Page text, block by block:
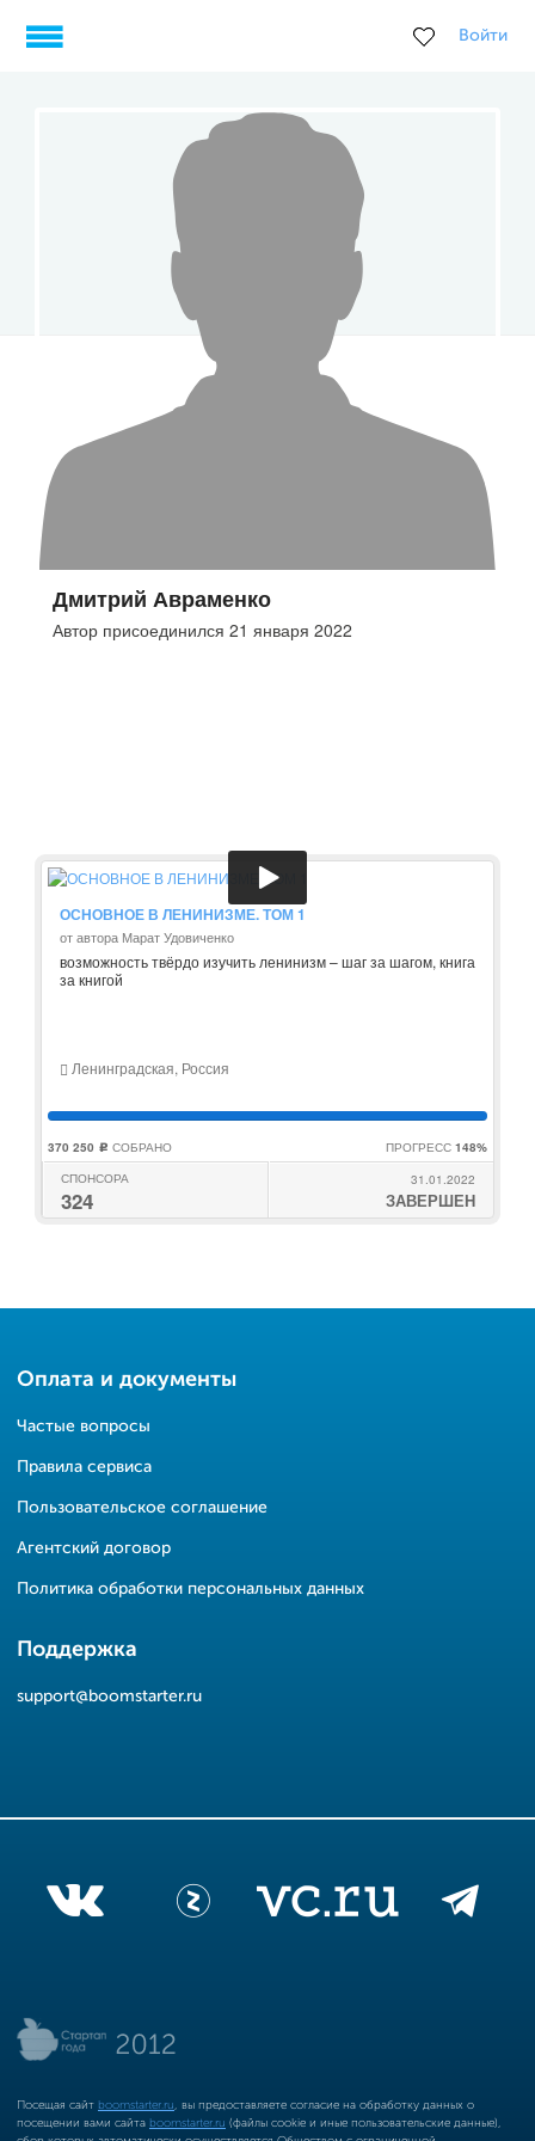
Войти
Дмитрий Авраменко
Автор присоединился 21 января 2022
ОСНОВНОЕ В ЛЕНИНИЗМЕ. ТОМ 1
от автора Марат Удовиченко
возможность твёрдо изучить ленинизм – шаг за шагом, книга
за книгой
Ленинградская, Россия
370 250 c СОБРАНО ПРОГРЕСС 148%
СПОНСОРА
324
31.01.2022
ЗАВЕРШЕН
Оплата и документы
Частые вопросы
Правила сервиса
Пользовательское соглашение
Агентский договор
Политика обработки персональных данных
Поддержка
support@boomstarter.ru
Посещая сайт boomstarter.ru , вы предоставляете согласие на обработку данных о
посещении вами сайта boomstarter.ru (файлы cookie и иные пользовательские данные),